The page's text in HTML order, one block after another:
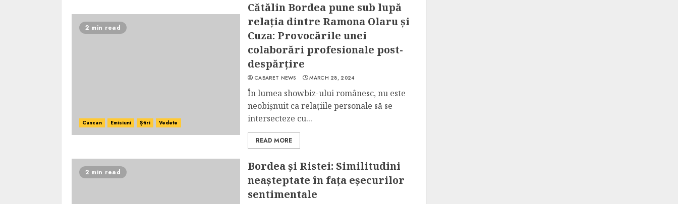
2 min read
Cancan Emisiuni Știri Vedete
Cătălin Bordea pune sub lupă
relația dintre Ramona Olaru și
Cuza: Provocările unei
colaborări profesionale post-
despărțire
CABARET NEWS MARCH 28, 2024
În lumea showbiz-ului românesc, nu este
neobișnuit ca relațiile personale să se
intersecteze cu...
READ MORE
2 min read
Bordea și Ristei: Similitudini
neașteptate în fața eșecurilor
sentimentale